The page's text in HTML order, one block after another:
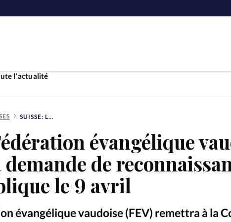
l'actualité
Laicité
Monde
Faire
La
SUISSE: LA FÉDÉRATION ÉVANGÉLIQUE VAUDOISE DÉPOSERA SA DEMANDE DE RECONNAISSANCE D’UTILITÉ PUBLIQUE LE 9 AVRIL
évangélique
demande de
le 9 avril
évangélique vaudoise (FEV) remettra à la